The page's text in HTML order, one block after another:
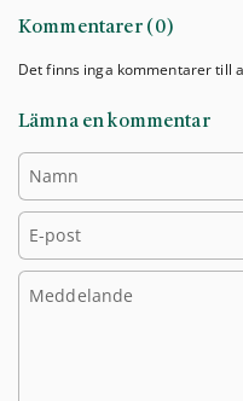
Kommentarer (0)
Det finns inga kommentarer till
Lämna en kommentar
Namn
E-post
Meddelande